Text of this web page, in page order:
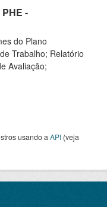
-
do Plano
Trabalho; Relatório
Avaliação;
usando a API (veja